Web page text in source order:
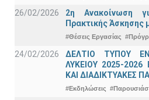
26/02/2026
2η Ανακοίνωση
Πρακτικής
#Θέσεις Εργασίας
24/02/2026
ΔΕΛΤΙΟ ΤΥΠΟΥ
ΛΥΚΕΙΟΥ 2025-
ΚΑΙ ΔΙΑΔΙΚΤΥΑΚΕΣ
#Εκδηλώσεις